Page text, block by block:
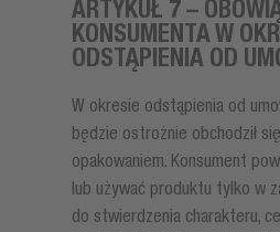
ARTYKUŁ 7 –
KONSUMENTA W
ODSTĄPIENIA OD
W okresie odstąpienia od
będzie ostrożnie obchodził
opakowaniem. Konsument
lub używać produktu tylko w
do stwierdzenia charakteru,